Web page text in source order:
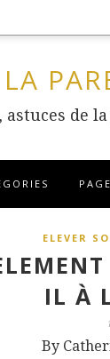
LA
astuces de
ELEVER
IL À
By